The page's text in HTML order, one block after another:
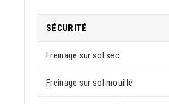
SÉCURITÉ
Freinage sur sol sec
Freinage sur sol mouillé